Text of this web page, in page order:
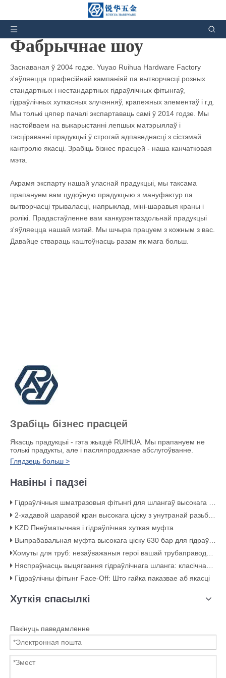
Factory Show
Фабрычнае шоу
Заснаваная ў 2004 годзе. Yuyao Ruihua Hardware Factory
з'яўляецца прафесійнай кампаніяй па вытворчасці розных
стандартных і нестандартных гідраўлічных фітынгаў,
гідраўлічных хуткасных злучэнняў, крапежных элементаў і г.д.
Мы толькі цяпер пачалі экспартаваць самі ў 2014 годзе. Мы
настойваем на выкарыстанні лепшых матэрыялаў і
тэсціраванні прадукцыі ў строгай адпаведнасці з сістэмай
кантролю якасці. Зрабіць бізнес прасцей - наша канчатковая
мэта.
Акрамя экспарту нашай уласнай прадукцыі, мы таксама
прапануем вам цудоўную прадукцыю з мануфактур па
вытворчасці трываласці, напрыклад, міні-шаравыя краны і
ролікі. Прадастаўленне вам канкурэнтаздольнай прадукцыі
з'яўляецца нашай мэтай. Мы шчыра працуем з кожным з вас.
Давайце ствараць каштоўнасць разам як мага больш.
Зрабіць бізнес прасцей
Якасць прадукцыі - гэта жыццё RUIHUA. Мы прапануем не
толькі прадукты, але і пасляпродажнае абслугоўванне.
Глядзець больш >
Навіны і падзеі
Гідраўлічныя шматразовыя фітынгі для шлангаў высокага ціску
2-хадавой шаравой кран высокага ціску з унутранай разьбой KHB з вугляродзістай сталі – KHB-G3/4
KZD Пнеўматычная і гідраўлічная хуткая муфта
Выпрабавальная муфта высокага ціску 630 бар для гідраўлічных сістэм
​Хомуты для труб: незаўважаныя героі вашай трубаправоднай сістэмы​
Няспраўнасць выцягвання гідраўлічнага шланга: класічная памылка абціскання (з візуальнымі доказамі)
Гідраўлічны фітынг Face-Off: Што гайка паказвае аб якасці
Хуткія спасылкі
Пакінуць паведамленне